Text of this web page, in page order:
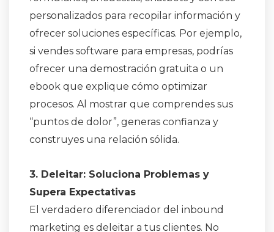
personalizados para recopilar información y
ofrecer soluciones específicas. Por ejemplo,
si vendes software para empresas, podrías
ofrecer una demostración gratuita o un
ebook que explique cómo optimizar
procesos. Al mostrar que comprendes sus
“puntos de dolor”, generas confianza y
construyes una relación sólida.
3. Deleitar: Soluciona Problemas y
Supera Expectativas
El verdadero diferenciador del inbound
marketing es deleitar a tus clientes. No